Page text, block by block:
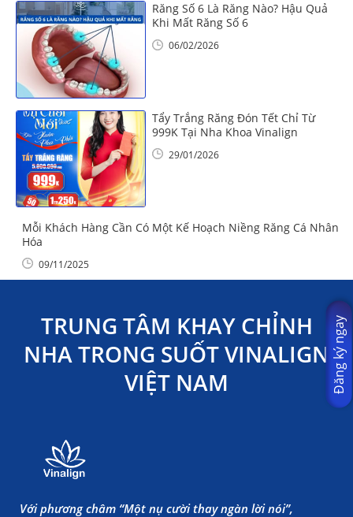
Răng Số 6 Là Răng Nào? Hậu Quả
Khi Mất Răng Số 6
06/02/2026
Tẩy Trắng Răng Đón Tết Chỉ Từ
999K Tại Nha Khoa Vinalign
29/01/2026
Mỗi Khách Hàng Cần Có Một Kế Hoạch Niềng Răng Cá Nhân
Hóa
09/11/2025
TRUNG TÂM KHAY CHỈNH
NHA TRONG SUỐT VINALIGN
VIỆT NAM
Với phương châm “Một nụ cười thay ngàn lời nói”,
Đăng ký ngay